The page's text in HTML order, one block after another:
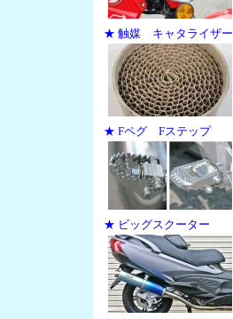
★ 触媒 キャタライザー
★ Fペグ Fステップ
★ ビッグスクーター